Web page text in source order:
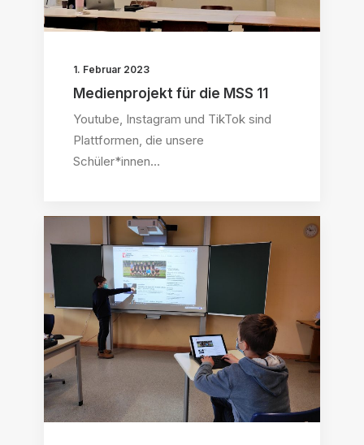
1. Februar 2023
Medienprojekt für die MSS 11
Youtube, Instagram und TikTok sind
Plattformen, die unsere
Schüler*innen…